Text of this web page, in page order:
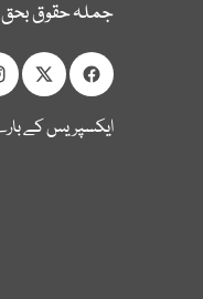
جملہ حقوق
ایکسپریس کے